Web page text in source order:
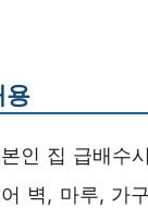
용
인 집 급배수
벽, 마루, 가